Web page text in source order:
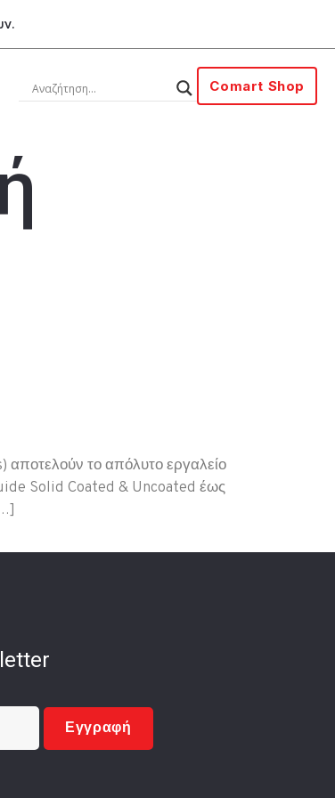
Comart Shop
αποτελούν το απόλυτο εργαλείο
Solid Coated & Uncoated έως
Εγγραφή